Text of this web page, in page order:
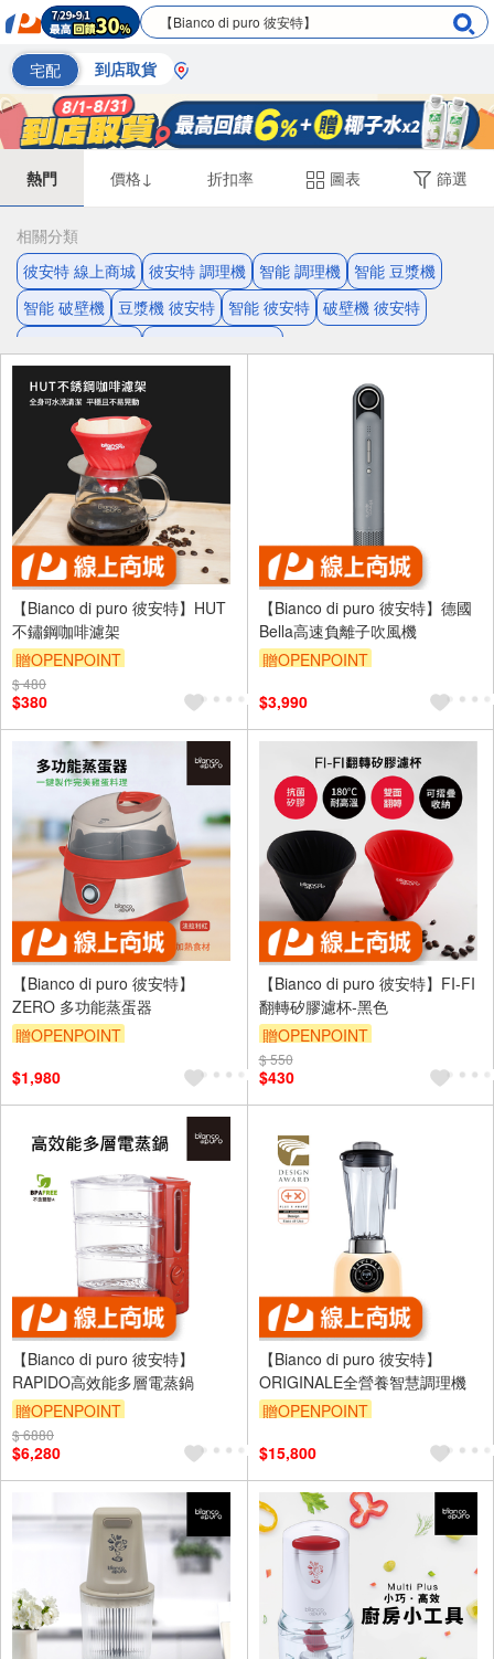
宅配 到店取貨
熱門 價格↓ 折扣率 圖表 篩選
相關分類
彼安特 線上商城 彼安特 調理機 智能 調理機
智能 豆漿機
智能 破壁機 豆漿機 彼安特 智能 彼安特 破壁機 彼安特
【Bianco di puro 彼安特】HUT
不鏽鋼咖啡濾架
贈OPENPOINT
$ 480
$380
【Bianco di puro 彼安特】德國
Bella高速負離子吹風機
贈OPENPOINT
$3,990
【Bianco di puro 彼安特】
ZERO 多功能蒸蛋器
贈OPENPOINT
$1,980
【Bianco di puro 彼安特】FI-FI
翻轉矽膠濾杯-黑色
贈OPENPOINT
$ 550
$430
【Bianco di puro 彼安特】
RAPIDO高效能多層電蒸鍋
贈OPENPOINT
$ 6880
$6,280
【Bianco di puro 彼安特】
ORIGINALE全營養智慧調理機
贈OPENPOINT
$15,800